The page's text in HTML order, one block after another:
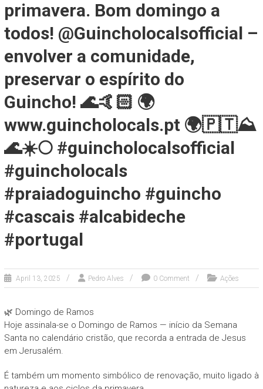
primavera. Bom domingo a
todos! @Guincholocalsofficial –
envolver a comunidade,
preservar o espírito do
Guincho! 🌊🤙🏻 🌍
www.guincholocals.pt 🌍🇵🇹⛰
🌊☀️🌕 #guincholocalsofficial
#guincholocals
#praiadoguincho #guincho
#cascais #alcabideche
#portugal
April 13, 2025 Pedro Alves 0 Comment Ações
🌿 Domingo de Ramos
Hoje assinala-se o Domingo de Ramos — início da Semana
Santa no calendário cristão, que recorda a entrada de Jesus
em Jerusalém.
É também um momento simbólico de renovação, muito ligado à